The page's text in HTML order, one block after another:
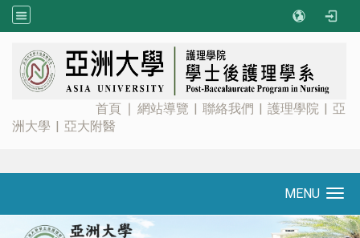
首頁 ∣ 網站導覽 | 聯絡我們 | 護理學院 | 亞
洲大學 | 亞大附醫
MENU